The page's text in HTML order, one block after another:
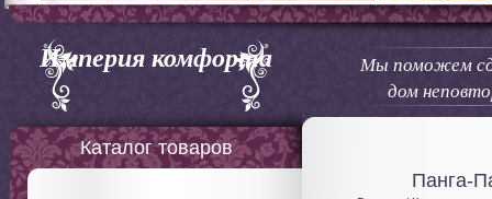
Империя комфорта
Мы поможем
дом
Каталог товаров
Панга-